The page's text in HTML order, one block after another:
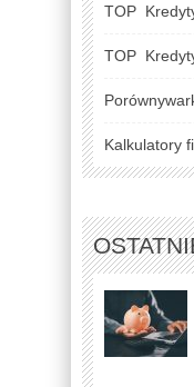
TOP
TOP
Kalkulatory